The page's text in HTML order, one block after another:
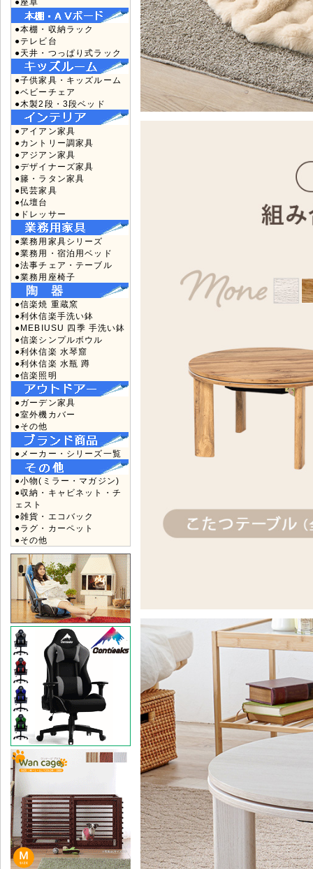
●本棚・収納ラック
●テレビ台
●天井・つっぱり式ラック
●子供家具・キッズルーム
●ベビーチェア
●木製2段・3段ベッド
●アイアン家具
●カントリー調家具
●アジアン家具
●デザイナーズ家具
●籐・ラタン家具
●民芸家具
●仏壇台
●ドレッサー
●業務用家具シリーズ
●業務用・宿泊用ベッド
●法事チェア・テーブル
●業務用座椅子
●信楽焼 重蔵窯
●利休信楽手洗い鉢
●MEBIUSU 四季 手洗い鉢
●信楽シンプルボウル
●利休信楽 水琴窟
●利休信楽 水瓶 蹲
●信楽照明
●ガーデン家具
●室外機カバー
●その他
●メーカー・シリーズ一覧
●小物(ミラー・マガジン)
●収納・キャビネット・チ
ェスト
●雑貨・エコバック
●ラグ・カーペット
●その他